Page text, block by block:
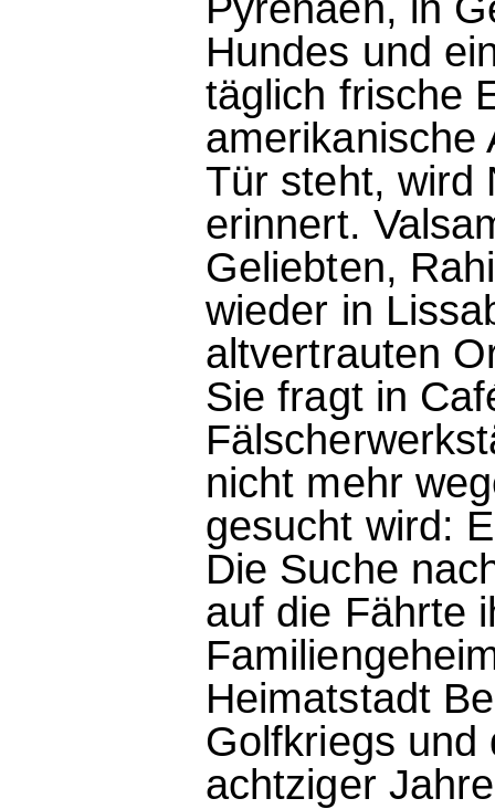
Hundes und
täglich frische
amerikanische
Tür steht, wird
erinnert.
Geliebten,
wieder in
altvertrauten
Sie fragt in
nicht mehr
gesucht wird:
Die Suche
auf die Fährte
Heimatstadt
Golfkriegs und
achtziger